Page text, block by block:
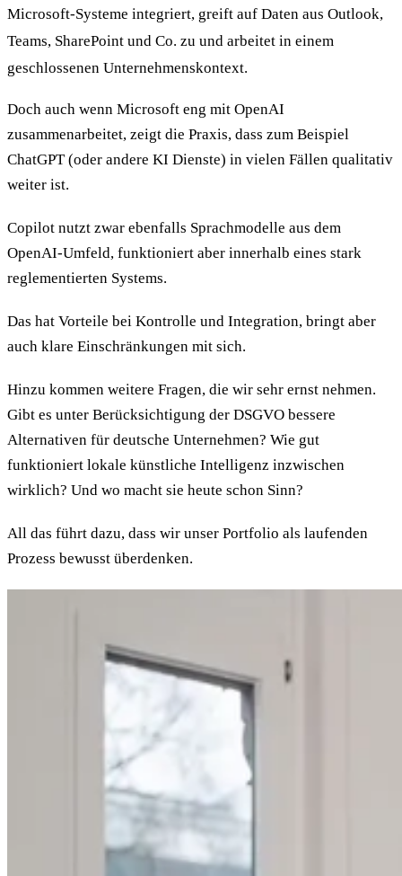
Microsoft-Systeme integriert, greift auf Daten aus Outlook,
Teams, SharePoint und Co. zu und arbeitet in einem
geschlossenen Unternehmenskontext.
Doch auch wenn Microsoft eng mit OpenAI
zusammenarbeitet, zeigt die Praxis, dass zum Beispiel
ChatGPT (oder andere KI Dienste) in vielen Fällen qualitativ
weiter ist.
Copilot nutzt zwar ebenfalls Sprachmodelle aus dem
OpenAI-Umfeld, funktioniert aber innerhalb eines stark
reglementierten Systems.
Das hat Vorteile bei Kontrolle und Integration, bringt aber
auch klare Einschränkungen mit sich.
Hinzu kommen weitere Fragen, die wir sehr ernst nehmen.
Gibt es unter Berücksichtigung der DSGVO bessere
Alternativen für deutsche Unternehmen? Wie gut
funktioniert lokale künstliche Intelligenz inzwischen
wirklich? Und wo macht sie heute schon Sinn?
All das führt dazu, dass wir unser Portfolio als laufenden
Prozess bewusst überdenken.